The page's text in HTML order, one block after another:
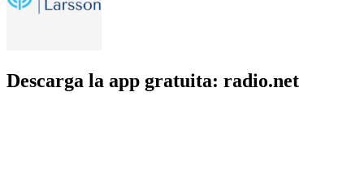
Descarga la app gratuita: radio.net